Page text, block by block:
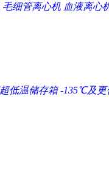
毛细管离心机 血液离心
低温储存箱 -135℃及更